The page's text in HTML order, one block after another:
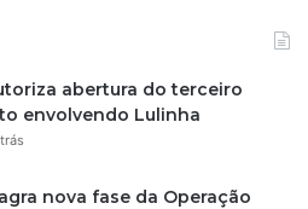
abertura do terceiro
envolvendo Lulinha
nova fase da Operação